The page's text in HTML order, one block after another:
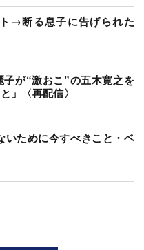
→断る息子に告げられた
が“激おこ”の五木寛之を
」〈再配信〉
いために今すべきこと・ベ